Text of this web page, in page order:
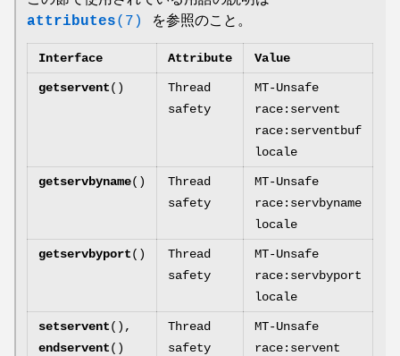
attributes(7) を参照のこと。
Interface Attribute Value
getservent()
Thread
safety
MT-Unsafe
race:servent
race:serventbuf
locale
getservbyname()
Thread
safety
MT-Unsafe
race:servbyname
locale
getservbyport()
Thread
safety
MT-Unsafe
race:servbyport
locale
setservent(),
endservent()
Thread
safety
MT-Unsafe
race:servent